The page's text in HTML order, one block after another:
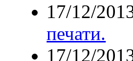
17/12/
печати.
17/12/